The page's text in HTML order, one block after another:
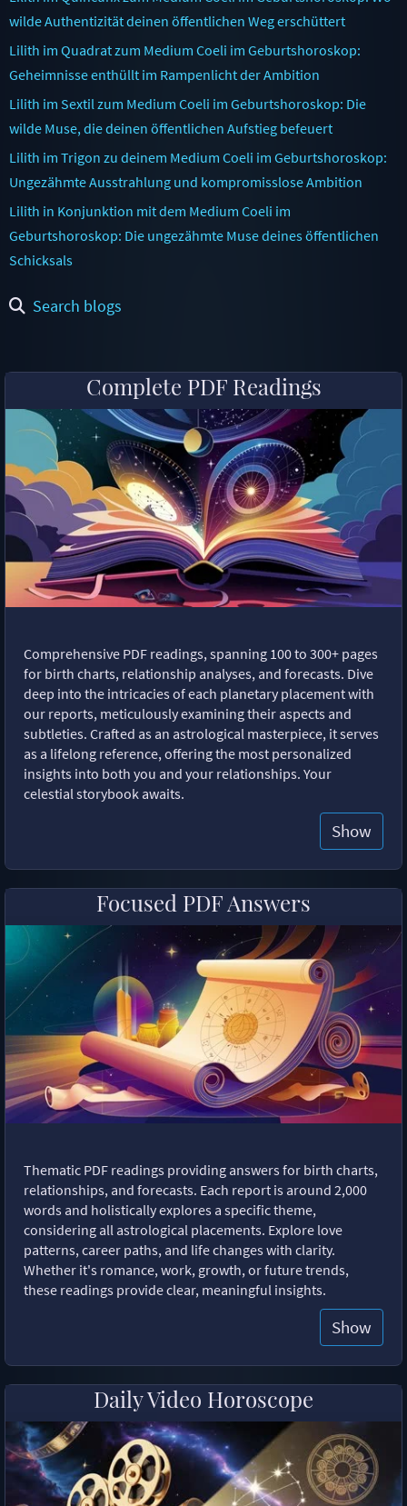
wilde Authentizität deinen öffentlichen Weg erschüttert
Lilith im Quadrat zum Medium Coeli im Geburtshoroskop:
Geheimnisse enthüllt im Rampenlicht der Ambition
Lilith im Sextil zum Medium Coeli im Geburtshoroskop: Die
wilde Muse, die deinen öffentlichen Aufstieg befeuert
Lilith im Trigon zu deinem Medium Coeli im Geburtshoroskop:
Ungezähmte Ausstrahlung und kompromisslose Ambition
Lilith in Konjunktion mit dem Medium Coeli im
Geburtshoroskop: Die ungezähmte Muse deines öffentlichen
Schicksals
Search blogs
Complete PDF Readings
Comprehensive PDF readings, spanning 100 to 300+ pages
for birth charts, relationship analyses, and forecasts. Dive
deep into the intricacies of each planetary placement with
our reports, meticulously examining their aspects and
subtleties. Crafted as an astrological masterpiece, it serves
as a lifelong reference, offering the most personalized
insights into both you and your relationships. Your
celestial storybook awaits.
Show
Focused PDF Answers
Thematic PDF readings providing answers for birth charts,
relationships, and forecasts. Each report is around 2,000
words and holistically explores a specific theme,
considering all astrological placements. Explore love
patterns, career paths, and life changes with clarity.
Whether it's romance, work, growth, or future trends,
these readings provide clear, meaningful insights.
Show
Daily Video Horoscope